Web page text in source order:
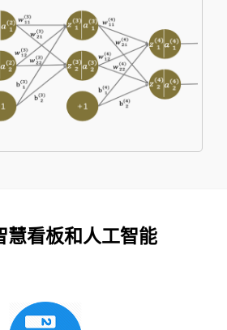
慧看板和人工智能